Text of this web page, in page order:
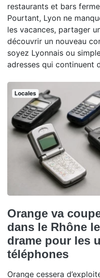
restaurants et bars
Pourtant, Lyon ne
les vacances, partager
découvrir un nouveau
soyez Lyonnais ou
adresses qui continuent
Locales
Orange va
dans le Rhône
drame pour les
téléphones
Orange cessera